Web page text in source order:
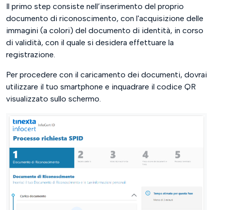
Il primo step consiste nell’inserimento del proprio
documento di riconoscimento, con l'acquisizione delle
immagini (a colori) del documento di identità, in corso
di validità, con il quale si desidera effettuare la
registrazione.
Per procedere con il caricamento dei documenti, dovrai
utilizzare il tuo smartphone e inquadrare il codice QR
visualizzato sullo schermo.